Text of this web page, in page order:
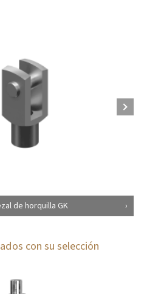
de horquilla GK
con su selección